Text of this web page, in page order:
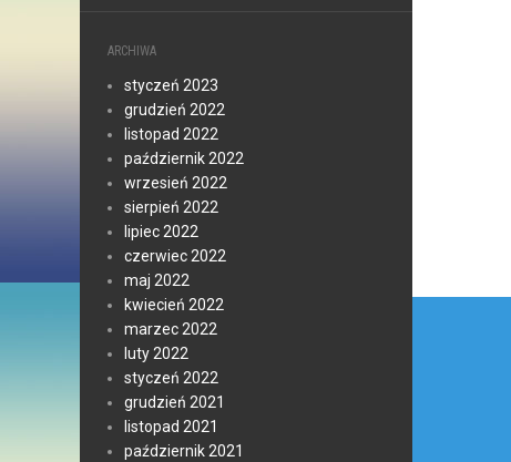
ARCHIWA
styczeń 2023
grudzień 2022
listopad 2022
październik 2022
wrzesień 2022
sierpień 2022
lipiec 2022
czerwiec 2022
maj 2022
kwiecień 2022
marzec 2022
luty 2022
styczeń 2022
grudzień 2021
listopad 2021
październik 2021